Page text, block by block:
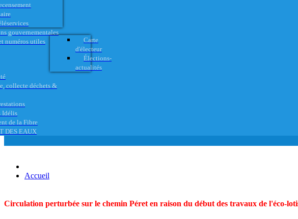
gouvernementales
numéros utiles
Carte
d'électeur
Élections-
actualités
collecte déchets &
Idélis
de la Fibre
DES EAUX
Accueil
Circulation perturbée sur le chemin Péret en raison du début des travaux de l'éco-